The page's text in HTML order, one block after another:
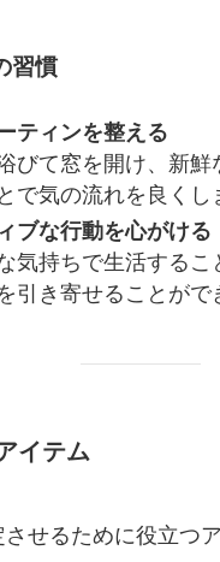
習慣
ティンを整える
びて窓を開け、新鮮
で気の流れを良くし
ブな行動を心がける
気持ちで生活するこ
引き寄せることがで
イテム
せるために役立つ